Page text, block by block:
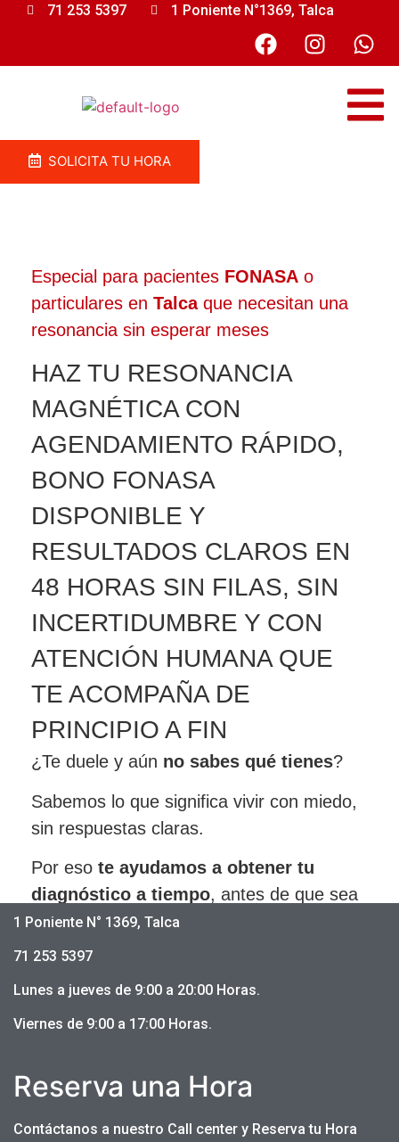
71 253 5397 1 Poniente N°1369, Talca
SOLICITA TU HORA
Especial para pacientes FONASA o
particulares en Talcaque necesitan una
resonancia sin esperar meses
HAZ TU RESONANCIA
MAGNÉTICA CON
AGENDAMIENTO RÁPIDO,
BONO FONASA
DISPONIBLE Y
RESULTADOS CLAROS EN
48 HORAS SIN FILAS, SIN
INCERTIDUMBRE Y CON
ATENCIÓN HUMANA QUE
TE ACOMPAÑA DE
PRINCIPIO A FIN
¿Te duele y aún no sabes qué tienes?
Sabemos lo que significa vivir con miedo,
sin respuestas claras.
Por eso te ayudamos a obtener tu
diagnóstico a tiempo, antes de que sea
demasiado tarde.
1 Poniente N° 1369, Talca
71 253 5397
Lunes a jueves de 9:00 a 20:00 Horas.
Viernes de 9:00 a 17:00 Horas.
Reserva una Hora
Contáctanos a nuestro Call center y Reserva tu Hora